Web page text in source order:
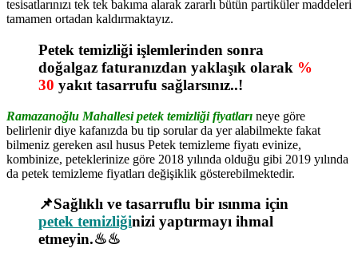
tesisatlarınızı tek tek bakıma alarak zararlı bütün partiküler maddeleri
tamamen ortadan kaldırmaktayız.
Petek temizliği işlemlerinden sonra
doğalgaz faturanızdan yaklaşık olarak %
30 yakıt tasarrufu sağlarsınız..!
Ramazanoğlu Mahallesi petek temizliği fiyatları neye göre
belirlenir diye kafanızda bu tip sorular da yer alabilmekte fakat
bilmeniz gereken asıl husus Petek temizleme fiyatı evinize,
kombinize, peteklerinize göre 2018 yılında olduğu gibi 2019 yılında
da petek temizleme fiyatları değişiklik gösterebilmektedir.
📌Sağlıklı ve tasarruflu bir ısınma için
petek temizliğinizi yaptırmayı ihmal
etmeyin.♨♨